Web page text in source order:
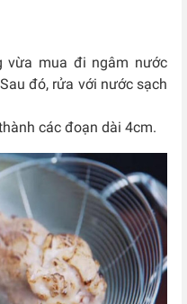
vừa mua đi ngâm nước
đó, rửa với nước sạch
các đoạn dài 4cm.